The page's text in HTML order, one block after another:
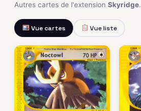
Autres cartes de l'extension Skyridge.
Vue cartes Vue liste